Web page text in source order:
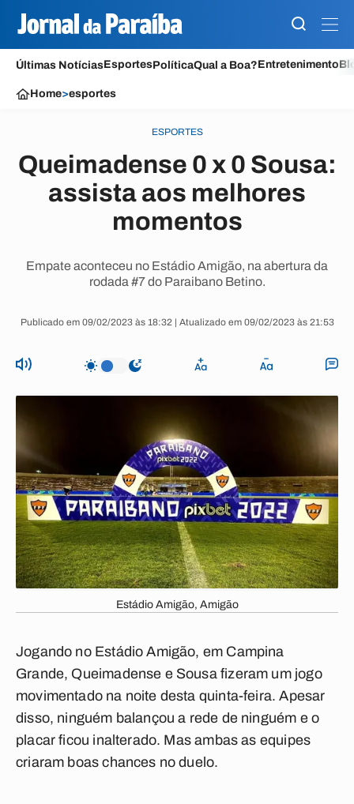
Últimas NotíciasEsportesPolíticaQual a Boa?Entretenimento
Home>esportes
ESPORTES
Queimadense 0 x 0 Sousa:
assista aos melhores
momentos
Empate aconteceu no Estádio Amigão, na abertura da
rodada #7 do Paraibano Betino.
Publicado em 09/02/2023 às 18:32 | Atualizado em 09/02/2023 às 21:53
Estádio Amigão, Amigão
Jogando no Estádio Amigão, em Campina
Grande, Queimadense e Sousa fizeram um jogo
movimentado na noite desta quinta-feira. Apesar
disso, ninguém balançou a rede de ninguém e o
placar ficou inalterado. Mas ambas as equipes
criaram boas chances no duelo.